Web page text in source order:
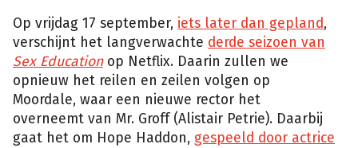
Op vrijdag 17 september, iets later dan gepland,
verschijnt het langverwachte derde seizoen van
Sex Educationop Netflix. Daarin zullen we
opnieuw het reilen en zeilen volgen op
Moordale, waar een nieuwe rector het
overneemt van Mr. Groff (Alistair Petrie). Daarbij
gaat het om Hope Haddon, gespeeld door actrice